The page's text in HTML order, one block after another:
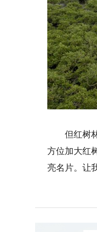
但红树林
方位加大红
亮名片。让